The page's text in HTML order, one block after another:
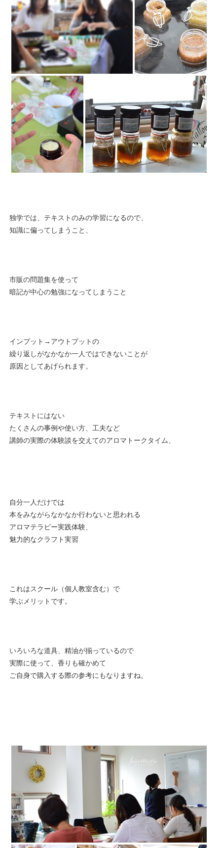
独学では、テキストのみの学習になるので、
知識に偏ってしまうこと、
市販の問題集を使って
暗記が中心の勉強になってしまうこと
インプット→アウトプットの
繰り返しがなかなか一人ではできないことが
原因としてあげられます。
テキストにはない
たくさんの事例や使い方、工夫など
講師の実際の体験談を交えてのアロマトークタイム、
自分一人だけでは
本をみながらなかなか行わないと思われる
アロマテラピー実践体験、
魅力的なクラフト実習
これはスクール（個人教室含む）で
学ぶメリットです。
いろいろな道具、精油が揃っているので
実際に使って、香りも確かめて
ご自身で購入する際の参考にもなりますね。